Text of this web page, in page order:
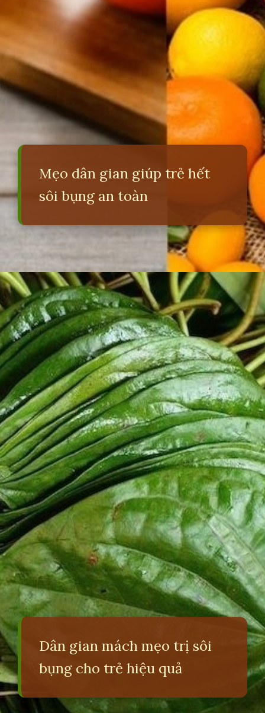
Mẹo dân gian giúp trẻ hết
sôi bụng an toàn
Đang mở https://erci.edu.vn/meo-dan-gian-chua-soi-bung-cho-tre-so-sinh
Dân gian mách mẹo trị sôi
bụng cho trẻ hiệu quả